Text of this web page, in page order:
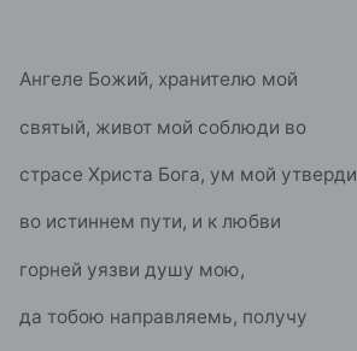
Ангеле Божий, хранителю мой
святый, живот мой соблюди во
страсе Христа Бога, ум мой утверди
во истиннем пути, и к любви
горней уязви душу мою,
да тобою направляемь, получу